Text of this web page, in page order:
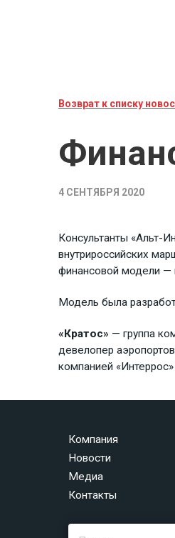
Возврат к списку
4 СЕНТЯБРЯ 2020
Консультанты «Альт-
внутрироссийских
финансовой модели —
Модель была
«Кратос» — группа
девелопер
компанией
Компания
Новости
Медиа
Контакты